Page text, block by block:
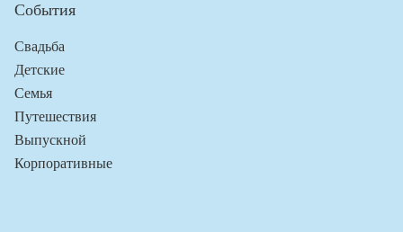
События
Свадьба
Детские
Семья
Путешествия
Выпускной
Корпоративные